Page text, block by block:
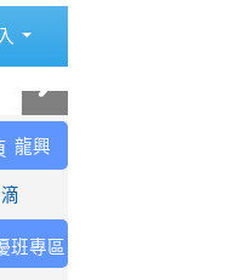
龍興